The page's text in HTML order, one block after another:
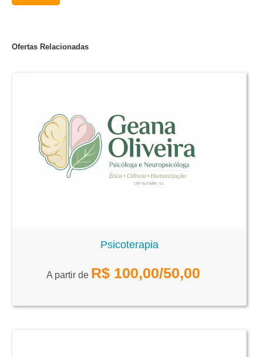
Ofertas Relacionadas
Psicoterapia
A partir de R$ 100,00/50,00